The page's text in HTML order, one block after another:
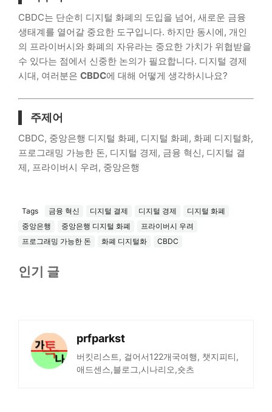
CBDC는 단순히 디지털 화폐의 도입을 넘어, 새로운 금융
생태계를 열어갈 중요한 도구입니다. 하지만 동시에, 개인
의 프라이버시와 화폐의 자유라는 중요한 가치가 위협받을
수 있다는 점에서 신중한 논의가 필요합니다. 디지털 경제
시대, 여러분은 CBDC에 대해 어떻게 생각하시나요?
주제어
CBDC, 중앙은행 디지털 화폐, 디지털 화폐, 화폐 디지털화,
프로그래밍 가능한 돈, 디지털 경제, 금융 혁신, 디지털 결
제, 프라이버시 우려, 중앙은행
Tags 금융 혁신 디지털 결제 디지털 경제
디지털 화폐
중앙은행
중앙은행 디지털 화폐
프라이버시 우려
프로그래밍 가능한 돈
화폐 디지털화 CBDC
인기 글
prfparkst
버킷리스트, 걸어서122개국여행, 챗지피티,
애드센스,블로그,시나리오,숏츠